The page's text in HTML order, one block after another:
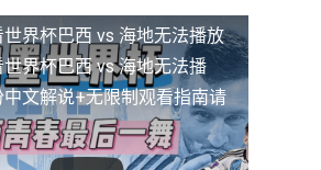
界杯巴西 vs 海地无法播放
界杯巴西 vs 海地无法播
文解说+无限制观看指南请